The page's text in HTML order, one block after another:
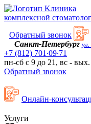
Kлиника
комплексной
Обратный звонок
Санкт-Петербург
+7 (812) 701∙09∙71
пн-сб с 9 до 21, вс - вых.
Обратный звонок
Онлайн-
Услуги